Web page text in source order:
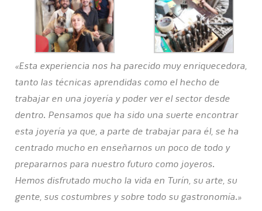
«Esta experiencia nos ha parecido muy enriquecedora,
tanto las técnicas aprendidas como el hecho de
trabajar en una joyería y poder ver el sector desde
dentro. Pensamos que ha sido una suerte encontrar
esta joyería ya que, a parte de trabajar para él, se ha
centrado mucho en enseñarnos un poco de todo y
prepararnos para nuestro futuro como joyeros.
Hemos disfrutado mucho la vida en Turín, su arte, su
gente, sus costumbres y sobre todo su gastronomía.»